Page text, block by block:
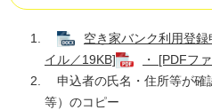
空き家バンク利用登
イル／19KB]
・ [PDFフ
申込者の氏名・住所等が確
等）のコピー